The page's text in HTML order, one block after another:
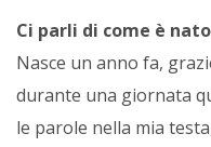
Ci parli di come è
Nasce un anno fa,
durante una giornata
le parole nella mia